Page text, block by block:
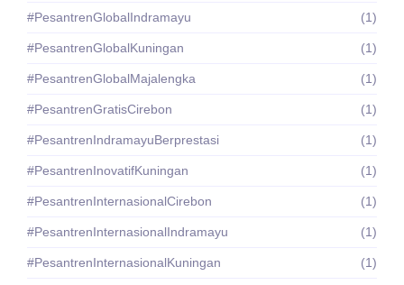
#PesantrenGlobalIndramayu (1)
#PesantrenGlobalKuningan (1)
#PesantrenGlobalMajalengka (1)
#PesantrenGratisCirebon (1)
#PesantrenIndramayuBerprestasi (1)
#PesantrenInovatifKuningan (1)
#PesantrenInternasionalCirebon (1)
#PesantrenInternasionalIndramayu (1)
#PesantrenInternasionalKuningan (1)